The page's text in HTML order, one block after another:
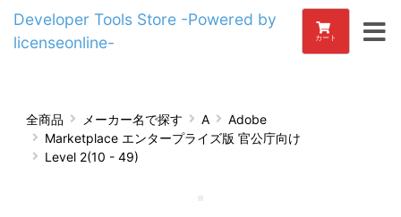
Developer Tools Store -Powered by
licenseonline-
カート
全商品 メーカー名で探す A
Adobe
Marketplace エンタープライズ版 官公庁向け
Level 2(10 - 49)